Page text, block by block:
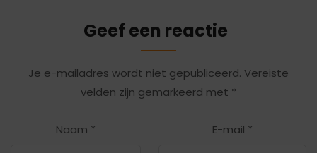
Geef een reactie
Je e-mailadres wordt niet gepubliceerd. Vereiste
velden zijn gemarkeerd met *
Naam * E-mail *